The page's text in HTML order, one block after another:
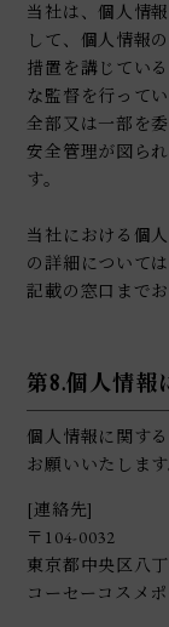
当社は、個人情
して、個人情報
措置を講じてい
な監督を行って
全部又は一部を
安全管理が図ら
す。
当社における個
の詳細について
記載の窓口まで
第8.個人情報
個人情報に関す
お願いいたします
[連絡先]
〒104-0032
東京都中央区八
コーセーコスメ